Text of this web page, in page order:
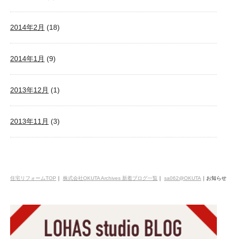
2014年2月 (18)
2014年1月 (9)
2013年12月 (1)
2013年11月 (3)
住宅リフォームTOP ｜ 株式会社OKUTA Archives 新着ブログ一覧 ｜ sa062@OKUTA ｜ お知らせ